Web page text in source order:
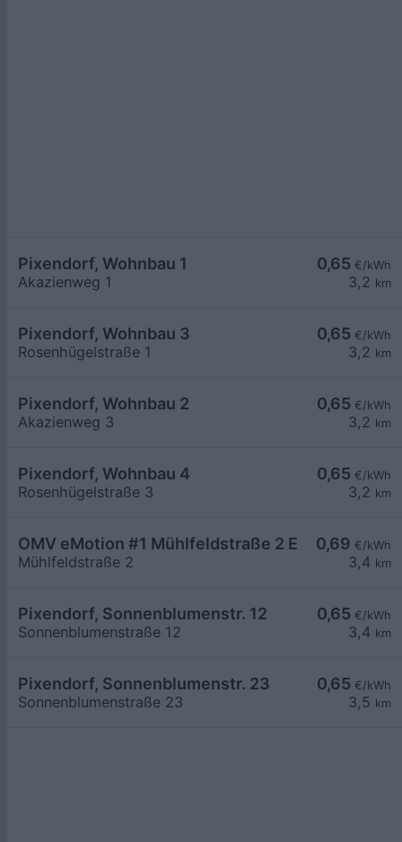
0,65 €/kWh
3,2 km
Pixendorf, Wohnbau 1
Akazienweg 1
0,65 €/kWh
3,2 km
Pixendorf, Wohnbau 3
Rosenhügelstraße 1
0,65 €/kWh
3,2 km
Pixendorf, Wohnbau 2
Akazienweg 3
0,65 €/kWh
3,2 km
Pixendorf, Wohnbau 4
Rosenhügelstraße 3
0,69 €/kWh
3,4 km
OMV eMotion #1 Mühlfeldstraße 2 Einsiedl
Mühlfeldstraße 2
0,65 €/kWh
3,4 km
Pixendorf, Sonnenblumenstr. 12
Sonnenblumenstraße 12
0,65 €/kWh
3,5 km
Pixendorf, Sonnenblumenstr. 23
Sonnenblumenstraße 23